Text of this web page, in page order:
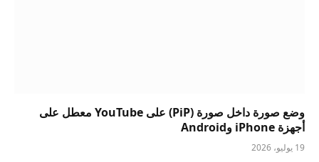
وضع صورة داخل صورة (PiP) على YouTube معطل على
أجهزة iPhone وAndroid
19 يوليو، 2026